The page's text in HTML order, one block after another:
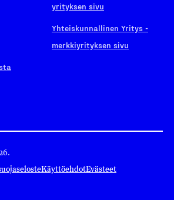
yrityksen sivu
Yhteiskunnallinen Yritys -
merkkiyrityksen sivu
KäyttöehdotEvästeet